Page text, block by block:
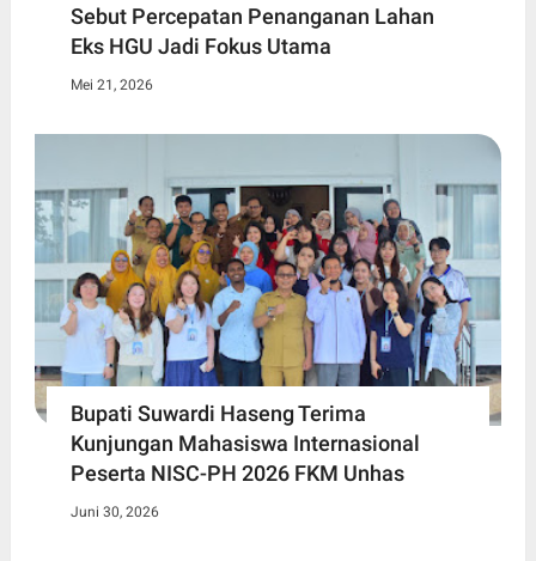
Sebut Percepatan Penanganan Lahan
Eks HGU Jadi Fokus Utama
Mei 21, 2026
Bupati Suwardi Haseng Terima
Kunjungan Mahasiswa Internasional
Peserta NISC-PH 2026 FKM Unhas
Juni 30, 2026